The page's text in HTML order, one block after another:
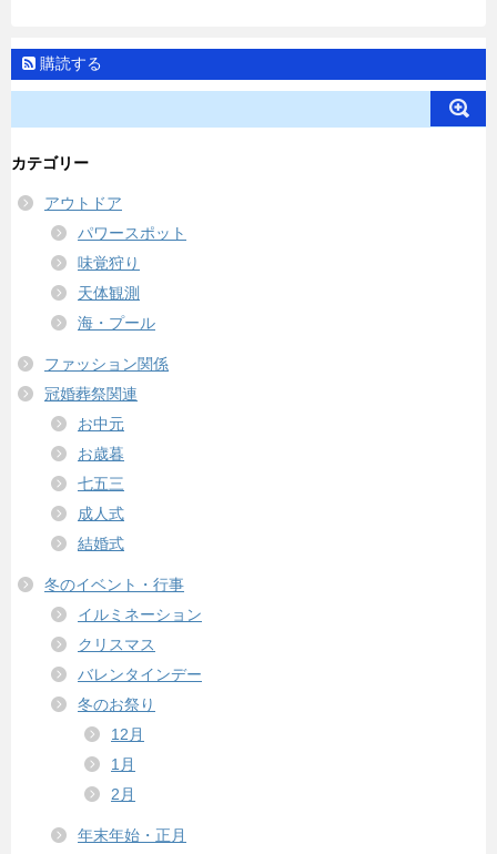
購読する
カテゴリー
アウトドア
パワースポット
味覚狩り
天体観測
海・プール
ファッション関係
冠婚葬祭関連
お中元
お歳暮
七五三
成人式
結婚式
冬のイベント・行事
イルミネーション
クリスマス
バレンタインデー
冬のお祭り
12月
1月
2月
年末年始・正月